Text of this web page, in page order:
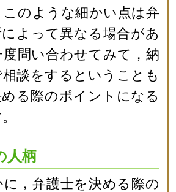
のような細かい点は弁
よって異なる場合があ
問い合わせてみて，納
談をするということも
る際のポイントになる
人柄
，弁護士を決める際の